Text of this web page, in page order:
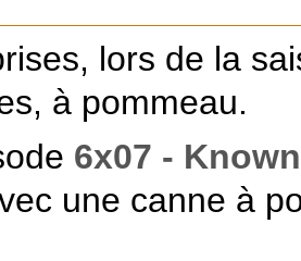
lors de la
à pommeau.
6x07 -
une canne à